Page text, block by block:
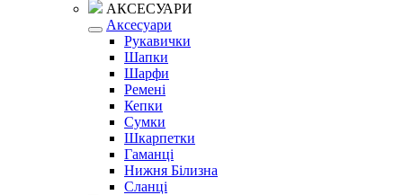
АКСЕСУАРИ
Аксесуари
Рукавички
Шапки
Шарфи
Ремені
Кепки
Сумки
Шкарпетки
Гаманці
Нижня Білизна
Сланці